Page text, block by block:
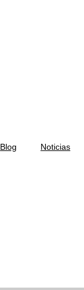
Blog Noticias